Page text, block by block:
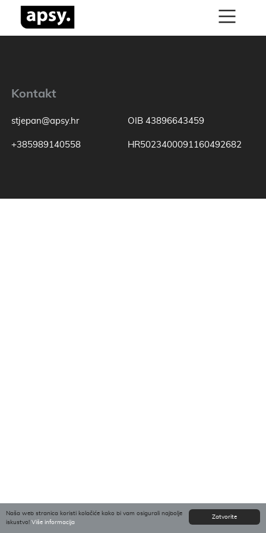
Zatvorite
Naša web stranica koristi kolačiće kako bi vam osigurali najbolje
iskustvo! Više informacija
Kontakt
stjepan@apsy.hr
+385989140558
OIB 43896643459
HR5023400091160492682